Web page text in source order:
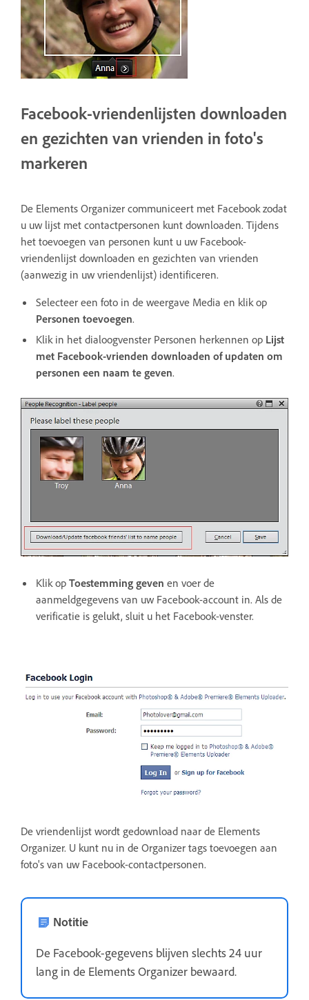
Facebook-vriendenlijsten downloaden
en gezichten van vrienden in foto's
markeren
De Elements Organizer communiceert met Facebook zodat
u uw lijst met contactpersonen kunt downloaden. Tijdens
het toevoegen van personen kunt u uw Facebook-
vriendenlijst downloaden en gezichten van vrienden
(aanwezig in uw vriendenlijst) identificeren.
Selecteer een foto in de weergave Media en klik op
Personen toevoegen.
Klik in het dialoogvenster Personen herkennen op Lijst
met Facebook-vrienden downloaden of updaten om
personen een naam te geven.
Klik op Toestemming geven en voer de
aanmeldgegevens van uw Facebook-account in. Als de
verificatie is gelukt, sluit u het Facebook-venster.
De vriendenlijst wordt gedownload naar de Elements
Organizer. U kunt nu in de Organizer tags toevoegen aan
foto's van uw Facebook-contactpersonen.
Notitie
De Facebook-gegevens blijven slechts 24 uur
lang in de Elements Organizer bewaard.